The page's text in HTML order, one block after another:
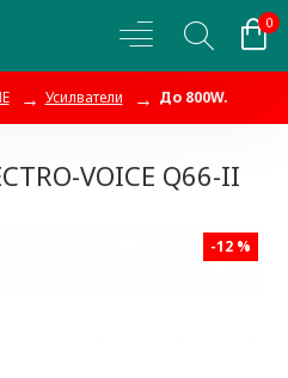
0
Усилватели До 800W.
VOICE Q66-II
-12 %